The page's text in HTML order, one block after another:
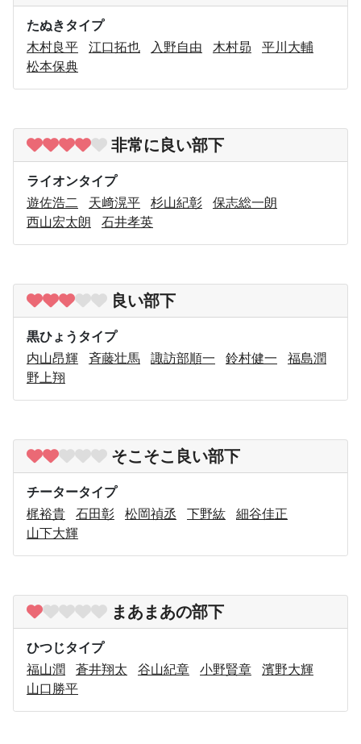
たぬきタイプ
木村良平
江口拓也 入野自由 木村昴
平川大輔
松本保典
非常に良い部下
ライオンタイプ
遊佐浩二
天﨑滉平 杉山紀彰
保志総一朗
西山宏太朗
石井孝英
良い部下
黒ひょうタイプ
内山昂輝
斉藤壮馬 諏訪部順一 鈴村健一
福島潤
野上翔
そこそこ良い部下
チータータイプ
梶裕貴
石田彰 松岡禎丞 下野紘
細谷佳正
山下大輝
まあまあの部下
ひつじタイプ
福山潤
蒼井翔太 谷山紀章 小野賢章
濱野大輝
山口勝平